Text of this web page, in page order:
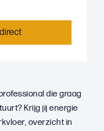
die graag
Krijg jij energie
overzicht in